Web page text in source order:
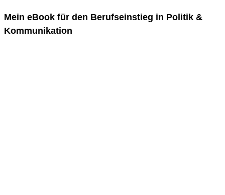
Mein eBook für den Berufseinstieg in Politik &
Kommunikation